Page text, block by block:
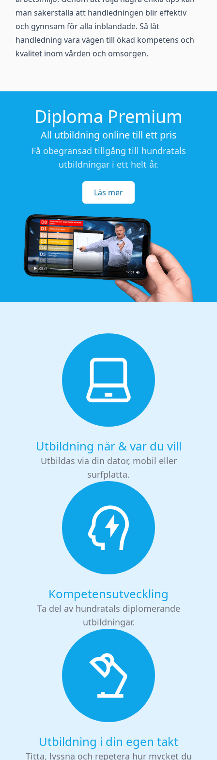
man säkerställa att handledningen blir effektiv
och gynnsam för alla inblandade. Så låt
handledning vara vägen till ökad kompetens och
kvalitet inom vården och omsorgen.
Diploma Premium
All utbildning online till ett pris
Få obegränsad tillgång till hundratals
utbildningar i ett helt år.
Läs mer
Utbildning när & var du vill
Utbildas via din dator, mobil eller
surfplatta.
Kompetensutveckling
Ta del av hundratals diplomerande
utbildningar.
Utbildning i din egen takt
Titta, lyssna och repetera hur mycket du